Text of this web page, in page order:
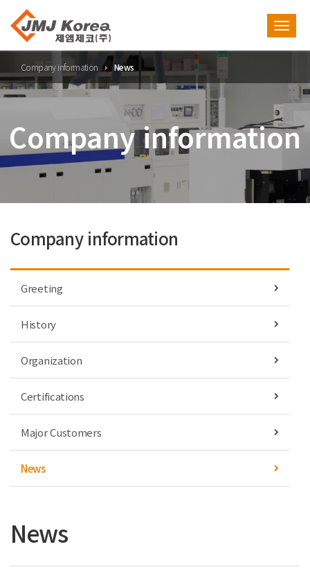
Company information News
Company information
Company information
Greeting
History
Organization
Certifications
Major Customers
News
News